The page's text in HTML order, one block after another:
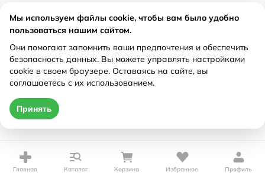
Главная Каталог Корзина Избранное Профиль
Мы используем файлы cookie, чтобы вам было удобно
пользоваться нашим сайтом.
Они помогают запомнить ваши предпочтения и обеспечить
безопасность данных. Вы можете управлять настройками
cookie в своем браузере. Оставаясь на сайте, вы
соглашаетесь с их использованием.
Принять